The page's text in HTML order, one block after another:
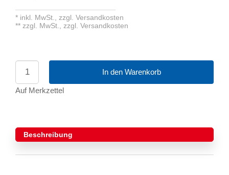
* inkl. MwSt., zzgl. Versandkosten
** zzgl. MwSt., zzgl. Versandkosten
In den Warenkorb
Auf Merkzettel
Beschreibung